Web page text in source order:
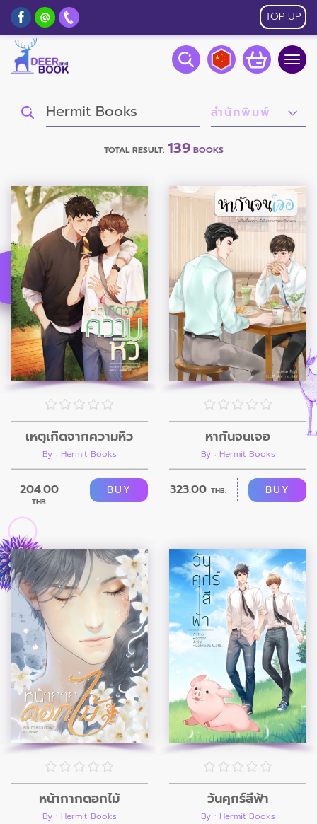
TOP UP
TOTAL RESULT: 139 BOOKS
เหตุเกิดจากความหิว
By : Hermit Books
204.00
THB.
BUY
หากันจนเจอ
By : Hermit Books
323.00 THB. BUY
หน้ากากดอกไม้
By : Hermit Books
วันศุกร์สีฟ้า
By : Hermit Books